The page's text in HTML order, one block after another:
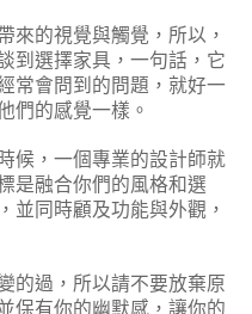
來的視覺與觸覺，所以，
到選擇家具，一句話，它
常會問到的問題，就好一
們的感覺一樣。
候，一個專業的設計師就
是融合你們的風格和選
並同時顧及功能與外觀，
的過，所以請不要放棄原
保有你的幽默感，讓你的